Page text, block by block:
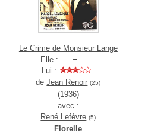
Le Crime de Monsieur Lange
Elle :
Lui :
deJean Renoir (25)
(1936)
avec :
René Lefèvre (5)
Florelle